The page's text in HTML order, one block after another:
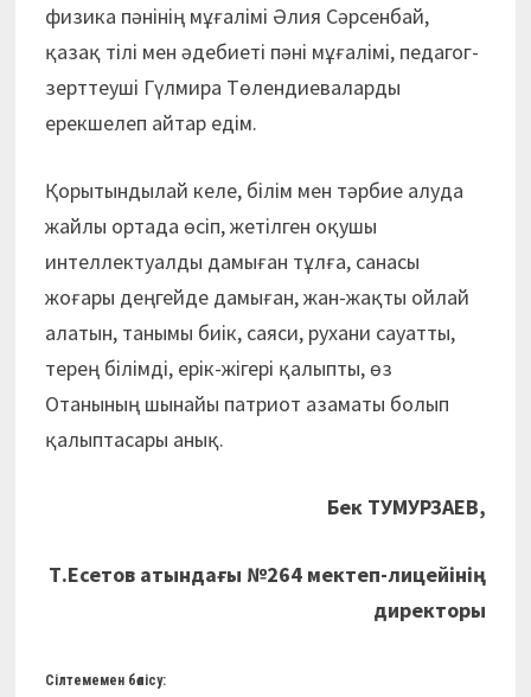
физика пәнінің мұғалімі Әлия Сәрсенбай,
қазақ тілі мен әдебиеті пәні мұғалімі, педагог-
зерттеуші Гүлмира Төлендиеваларды
ерекшелеп айтар едім.
Қорытындылай келе, білім мен тәрбие алуда
жайлы ортада өсіп, жетілген оқушы
интеллектуалды дамыған тұлға, санасы
жоғары деңгейде дамыған, жан-жақты ойлай
алатын, танымы биік, саяси, рухани сауатты,
терең білімді, ерік-жігері қалыпты, өз
Отанының шынайы патриот азаматы болып
қалыптасары анық.
Бек ТУМУРЗАЕВ,
Т.Есетов атындағы №264 мектеп-лицейінің
директоры
Сілтемемен бөлісу: